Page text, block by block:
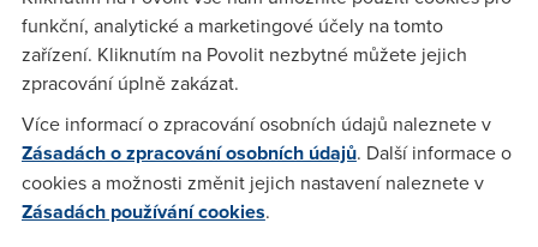
dobrej podfuk,když se zvyšovala rychlost tak se mělo
automaticky zvýšit i omezení počtu stáhnutejch dat.To dá
rozum,néééé!!!!!!!!!!!!!!!!!!!!!
Anonym(31.5.2007 17:13:10)
pokud chces zachovat O2 tak doporucuju prejit na tarif
funkční, analytické a marketingové účely na tomto
zařízení. Kliknutím na Povolit nezbytné můžete jejich
zpracování úplně zakázat.
Více informací o zpracování osobních údajů naleznete v
Zásadách o zpracování osobních údajů. Další informace o
cookies a možnosti změnit jejich nastavení naleznete v
Zásadách používání cookies.